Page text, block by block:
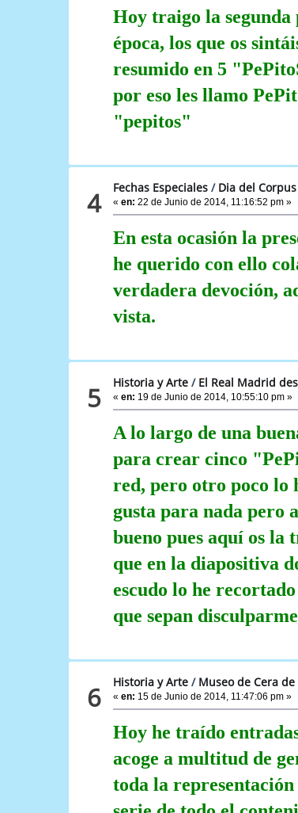
Hoy traigo la segunda
época, los que os
resumido en 5
por eso les llamo
"pepitos"
4 Fechas Especiales / Dia del
«en: 22 de Junio de 2014, 11:16:52 pm »
En esta ocasión la
he querido con ello
verdadera devoción,
vista.
5 Historia y Arte / El Real Madrid
«en: 19 de Junio de 2014, 10:55:10 pm »
A lo largo de una
para crear cinco
red, pero otro poco lo
gusta para nada pero
bueno pues aquí os la
que en la diapositiva
escudo lo he
que sepan
6 Historia y Arte / Museo de Cera
«en: 15 de Junio de 2014, 11:47:06 pm »
Hoy he traído
acoge a multitud de
toda la